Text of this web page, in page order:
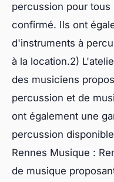
percussion pour tous
confirmé. Ils ont
d'instruments à
à la location.2)
des musiciens
percussion et de
ont également une
percussion
Rennes Musique :
de musique